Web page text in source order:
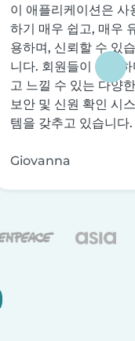
이 애플리케이션은 사
하기 매우 쉽고, 매우
용하며, 신뢰할 수 있습
니다. 회원들이 안전
고 느낄 수 있는 다양한
보안 및 신원 확인 시스
템을 갖추고 있습니다.
Giovanna